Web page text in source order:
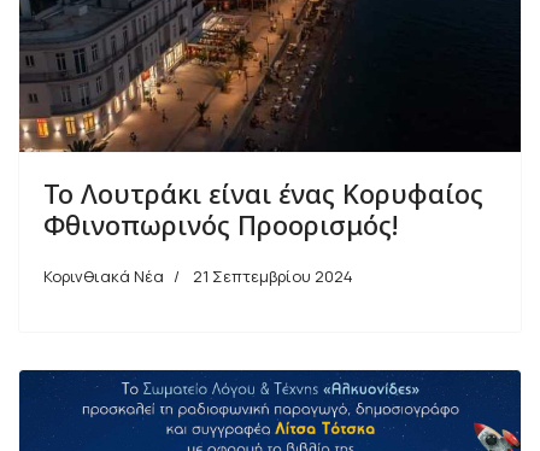
Το Λουτράκι είναι ένας Κορυφαίος
Φθινοπωρινός Προορισμός!
Κορινθιακά Νέα 21 Σεπτεμβρίου 2024